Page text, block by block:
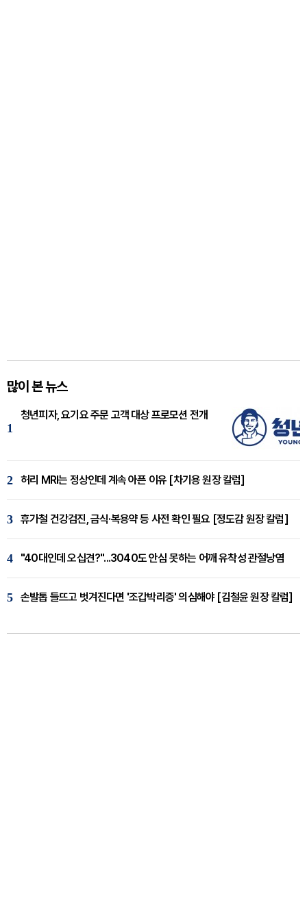
많이 본 뉴스
1
청년피자, 요기요 주문 고객 대상 프로모션 전개
2 허리 MRI는 정상인데 계속 아픈 이유 [차기용 원장 칼럼]
3 휴가철 건강검진, 금식·복용약 등 사전 확인 필요 [정도감 원장 칼럼]
4 "40대인데 오십견?"...3040도 안심 못하는 어깨 유착성 관절낭염
5 손발톱 들뜨고 벗겨진다면 '조갑박리증' 의심해야 [김철윤 원장 칼럼]